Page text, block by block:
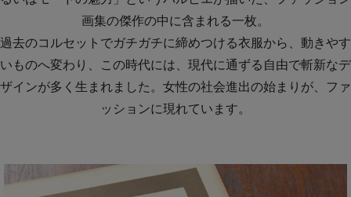
画集の傑作の中に含まれる一枚。
過去のコルセットでガチガチに締めつける衣服から、動きやす
いものへ変わり、この時代には、現代に通ずる自由で斬新なデ
ザインが多く生まれました。女性の社会進出の始まりが、ファ
ッションに現れています。